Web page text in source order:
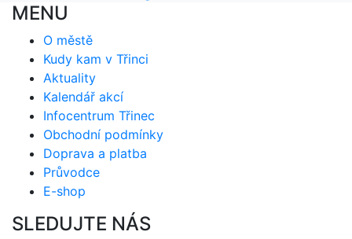
MENU
O městě
Kudy kam v Třinci
Aktuality
Kalendář akcí
Infocentrum Třinec
Obchodní podmínky
Doprava a platba
Průvodce
E-shop
SLEDUJTE NÁS